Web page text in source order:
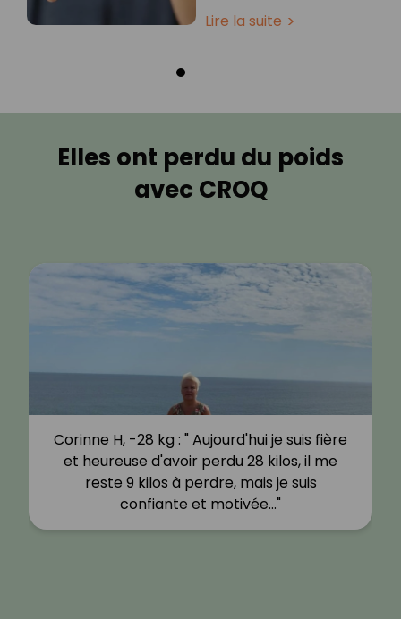
Lire la suite
Elles ont perdu du poids
avec CROQ
Corinne H, -28 kg : " Aujourd'hui je suis fière
et heureuse d'avoir perdu 28 kilos, il me
reste 9 kilos à perdre, mais je suis
confiante et motivée…"